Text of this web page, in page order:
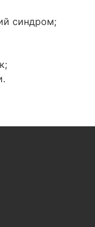
синдром;